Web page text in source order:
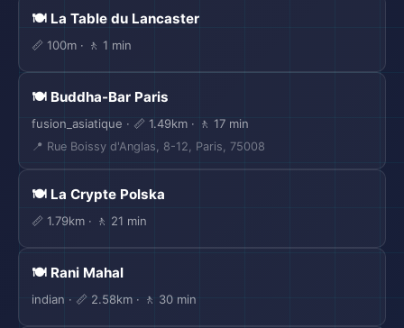
🍽️ La Table du Lancaster
📏 100m · 🚶 1 min
🍽️ Buddha-Bar Paris
fusion_asiatique · 📏 1.49km · 🚶 17 min
📍 Rue Boissy d'Anglas, 8-12, Paris, 75008
🍽️ La Crypte Polska
📏 1.79km · 🚶 21 min
🍽️ Rani Mahal
indian · 📏 2.58km · 🚶 30 min